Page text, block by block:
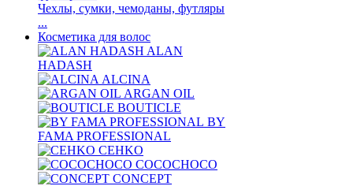
Чехлы, сумки, чемоданы, футляры
...
Косметика для волос
ALAN
HADASH
ALCINA
ARGAN OIL
BOUTICLE
BY
FAMA PROFESSIONAL
CEHKO
COCOCHOCO
CONCEPT